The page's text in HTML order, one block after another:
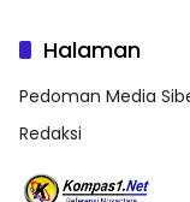
Halaman
Pedoman Media
Redaksi